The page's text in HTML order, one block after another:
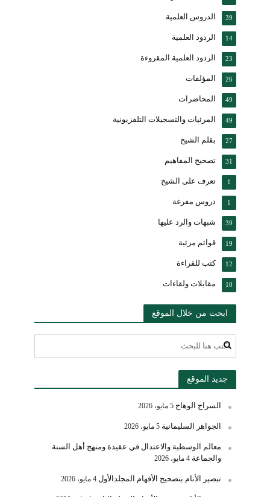
الدروس العلمية 39
الردود العلمية 14
الردود العلمية المقروءة 23
المؤلفات 26
المحاضرات 49
المرئيات والتسجيلات التلفزيونية 49
بقلم الشيخ 27
تصحيح المفاهيم 31
تعرف على الشيخ 1
دروس مفرغة 1
شبهات والرد عليها 39
قوائم مرئية 19
كتب للقراءة 12
مقابلات ولقاءات 10
ابحث من خلال الموقع
جديد الموقع
السراج الوهاج 5 مايو، 2026
الجواهر السليمانية 5 مايو، 2026
معالم الوسطية والاعتدال في عقيدة ومنهج أهل السنة
والجماعة 4 مايو، 2026
تبصير الأنام بتصحيح الأفهام المجلدالأول 4 مايو، 2026